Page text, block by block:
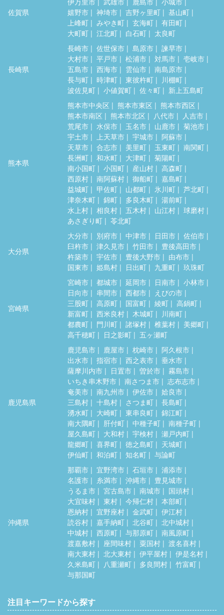
佐賀県
嬉野市
神埼市 吉野ヶ里町
基山町
上峰町
みやき町 玄海町
有田町
大町町
江北町 白石町 太良町
長崎県
長崎市 佐世保市 島原市
諫早市
大村市
平戸市 松浦市 対馬市
壱岐市
五島市
西海市 雲仙市
南島原市
長与町
時津町 東彼杵町
川棚町
波佐見町
小値賀町 佐々町 新上五島町
熊本県
熊本市中央区 熊本市東区
熊本市西区
熊本市南区
熊本市北区 八代市
人吉市
荒尾市
水俣市 玉名市 山鹿市
菊池市
宇土市
上天草市 宇城市
阿蘇市
天草市
合志市 美里町 玉東町
南関町
長洲町
和水町 大津町
菊陽町
南小国町
小国町 産山村
高森町
西原村
南阿蘇村 御船町
嘉島町
益城町
甲佐町 山都町 氷川町
芦北町
津奈木町
錦町 多良木町
湯前町
水上村
相良村 五木村 山江村
球磨村
あさぎり町
苓北町
大分県
大分市 別府市 中津市 日田市
佐伯市
臼杵市
津久見市 竹田市
豊後高田市
杵築市
宇佐市 豊後大野市
由布市
国東市
姫島村 日出町 九重町 玖珠町
宮崎県
宮崎市 都城市 延岡市 日南市
小林市
日向市
串間市 西都市
えびの市
三股町
高原町 国富町 綾町
高鍋町
新富町
西米良村 木城町
川南町
都農町
門川町 諸塚村 椎葉村
美郷町
高千穂町
日之影町 五ヶ瀬町
鹿児島県
鹿児島市 鹿屋市 枕崎市
阿久根市
出水市
指宿市 西之表市
垂水市
薩摩川内市
日置市 曽於市
霧島市
いちき串木野市
南さつま市
志布志市
奄美市
南九州市 伊佐市
姶良市
三島村
十島村 さつま町
長島町
湧水町
大崎町 東串良町
錦江町
南大隅町
肝付町 中種子町
南種子町
屋久島町
大和村 宇検村
瀬戸内町
龍郷町
喜界町 徳之島町
天城町
伊仙町
和泊町 知名町 与論町
沖縄県
那覇市 宜野湾市 石垣市
浦添市
名護市
糸満市 沖縄市
豊見城市
うるま市
宮古島市 南城市
国頭村
大宜味村
東村 今帰仁村
本部町
恩納村
宜野座村 金武町
伊江村
読谷村
嘉手納町 北谷町
北中城村
中城村
西原町 与那原町
南風原町
渡嘉敷村
座間味村 粟国村
渡名喜村
南大東村
北大東村 伊平屋村
伊是名村
久米島町
八重瀬町 多良間村
竹富町
与那国町
注目キーワードから探す